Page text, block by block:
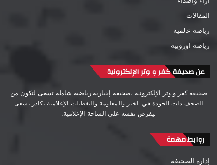
المقالات
رياضة عالمية
رياضة اوروبية
عن صحيفة كفر و وتر الإلكترونية
صحيفة كفر و وتر الإلكترونية ،صحيفة إخبارية رياضية شاملة تسعى لتكون من
الصحف ذات الجودة في الخبر والمعلومة والتغطيات الإعلامية بكادر يسعى
ليفرض نفسه على الساحة الإعلامية.
روابط مهمة
إدارة الصحيفة